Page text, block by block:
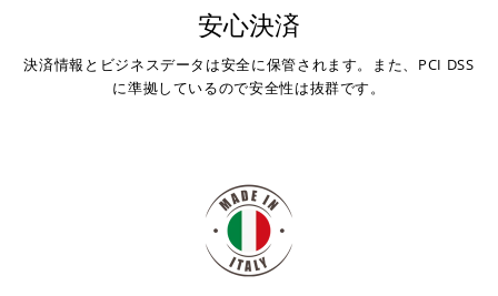
安心決済
決済情報とビジネスデータは安全に保管されます。また、PCI DSS
に準拠しているので安全性は抜群です。